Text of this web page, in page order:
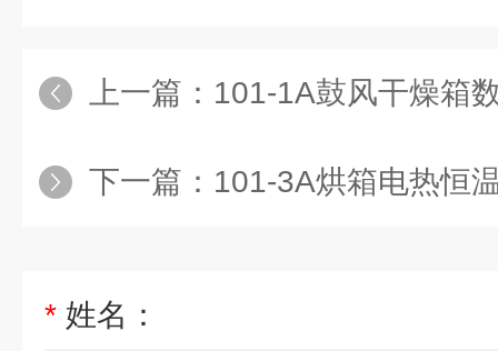
上一篇： 101-1A鼓风干燥箱数显电热
下一篇： 101-3A烘箱电热恒
* 姓名：